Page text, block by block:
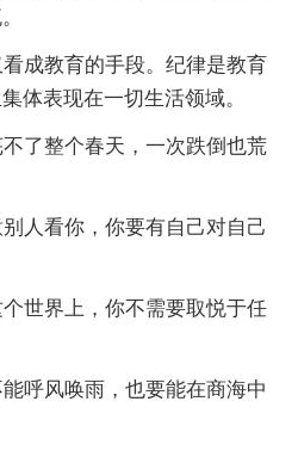
成教育的手段。纪律是教育
体表现在一切生活领域。
了整个春天，一次跌倒也荒
人看你，你要有自己对自己
世界上，你不需要取悦于任
呼风唤雨，也要能在商海中